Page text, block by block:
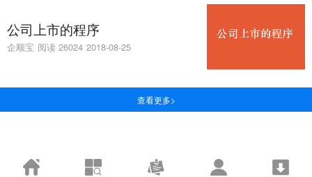
公司上市的程序
企顺宝 阅读 26024 2018-08-25
查看更多>